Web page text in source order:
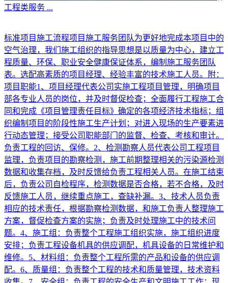
工程类服务 ...
标准项目施工流程项目施工服务团队为更好地完成本项目中的
空气治理，我们施工组织的指导思想是以质量为中心，建立工
程质量、环保、职业安全健康保证体系，编制施工服务团队
表。选配高素质的项目经理、经验丰富的技术施工人员。附：
项目职能1、项目经理代表公司实施工程项目管理，明确项目
部各专业人员的岗位，并及时督促检查；全面履行工程施工合
同和完成《项目管理责任目标》确定的各项经济技术指标；组
织编制项目的阶段性施工生产计划；对进入现场的生产要素进
行动态管理；接受公司职能部门的监督、检查、考核和审计。
负责工程的回访、保修。2、检测勘察人员代表公司工程项目
监理，负责项目的勘察检测，施工前期整理相关的污染源检测
数据和收集存档，及时反馈给负责工程相关人员。在施工结束
后，负责公司自检程序，检测数据是否合格，若不合格，及时
反馈施工人员，继续重点施工，查缺补漏。3、技术人员负责
相应的技术责任，根据勘察检测数据，和施工负责人整理施工
方案，督促检查方案的实施；负责及时处理施工中的技术问
题。4、施工组：负责整个工程施工组织实施，施工组织进度
安排；负责工程设备机具的供应调配，机具设备的日常维护和
维修。5、材料组：负责整个工程所需的产品和设备的供应调
配。6、质量组：负责整个工程的技术和质量管理，技术资料